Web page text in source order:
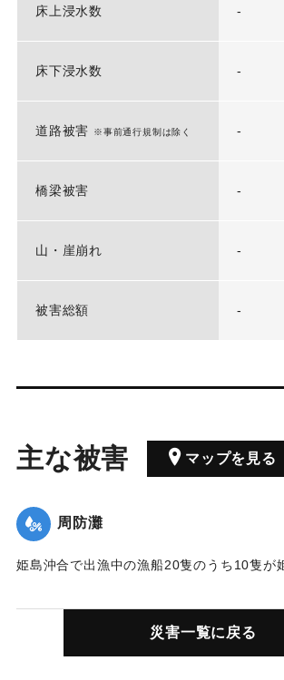
床上浸水数 -
床下浸水数 -
道路被害 ※事前通行規制は除く -
橋梁被害 -
山・崖崩れ -
被害総額 -
主な被害 マップを見る
周防灘
姫島沖合で出漁中の漁船20隻のうち10隻が
災害一覧に戻る